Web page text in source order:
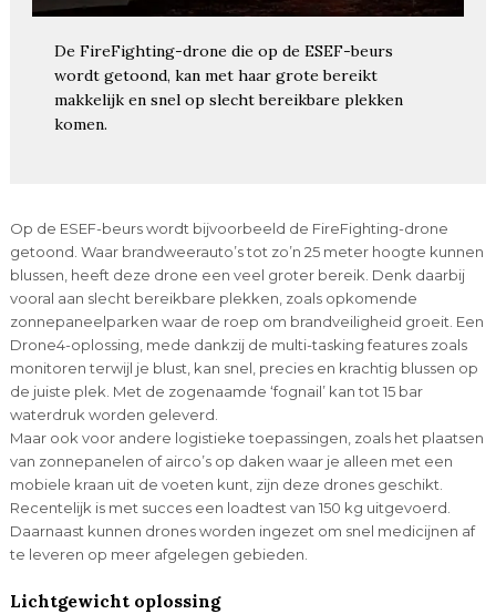
De FireFighting-drone die op de ESEF-beurs
wordt getoond, kan met haar grote bereikt
makkelijk en snel op slecht bereikbare plekken
komen.
Op de ESEF-beurs wordt bijvoorbeeld de FireFighting-drone
getoond. Waar brandweerauto’s tot zo’n 25 meter hoogte kunnen
blussen, heeft deze drone een veel groter bereik. Denk daarbij
vooral aan slecht bereikbare plekken, zoals opkomende
zonnepaneelparken waar de roep om brandveiligheid groeit. Een
Drone4-oplossing, mede dankzij de multi-tasking features zoals
monitoren terwijl je blust, kan snel, precies en krachtig blussen op
de juiste plek. Met de zogenaamde ‘fognail’ kan tot 15 bar
waterdruk worden geleverd.
Maar ook voor andere logistieke toepassingen, zoals het plaatsen
van zonnepanelen of airco’s op daken waar je alleen met een
mobiele kraan uit de voeten kunt, zijn deze drones geschikt.
Recentelijk is met succes een loadtest van 150 kg uitgevoerd.
Daarnaast kunnen drones worden ingezet om snel medicijnen af
te leveren op meer afgelegen gebieden.
Lichtgewicht oplossing